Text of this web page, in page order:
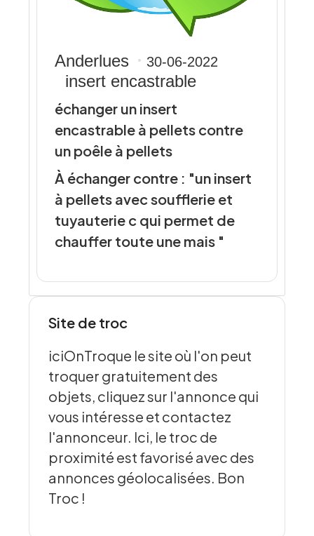
Anderlues 30-06-2022
insert encastrable
échanger un insert
encastrable à pellets contre
un poêle à pellets
À échanger contre : "un insert
à pellets avec soufflerie et
tuyauterie c qui permet de
chauffer toute une mais "
Site de troc
iciOnTroque le site où l'on peut
troquer gratuitement des
objets, cliquez sur l'annonce qui
vous intéresse et contactez
l'annonceur. Ici, le troc de
proximité est favorisé avec des
annonces géolocalisées. Bon
Troc !